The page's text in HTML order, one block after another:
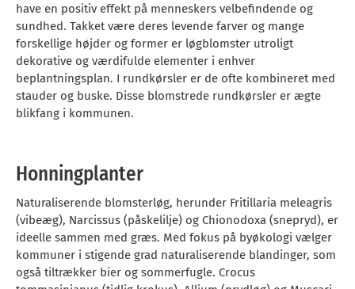
have en positiv effekt på menneskers velbefindende og
sundhed. Takket være deres levende farver og mange
forskellige højder og former er løgblomster utroligt
dekorative og værdifulde elementer i enhver
beplantningsplan. I rundkørsler er de ofte kombineret med
stauder og buske. Disse blomstrede rundkørsler er ægte
blikfang i kommunen.
Honningplanter
Naturaliserende blomsterløg, herunder Fritillaria meleagris
(vibeæg), Narcissus (påskelilje) og Chionodoxa (snepryd), er
ideelle sammen med græs. Med fokus på byøkologi vælger
kommuner i stigende grad naturaliserende blandinger, som
også tiltrækker bier og sommerfugle. Crocus